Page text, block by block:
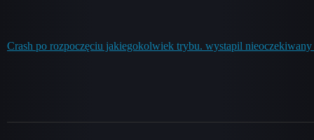
Crash po rozpoczęciu jakiegokolwiek trybu. wystapil